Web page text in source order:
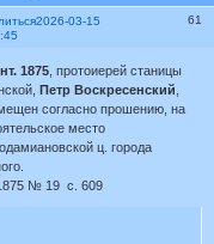
61
2026-03-15
1875 , протоиерей станицы
Петр Воскресенский
согласно прошению, на
место
ц. города
№ 19 с. 609